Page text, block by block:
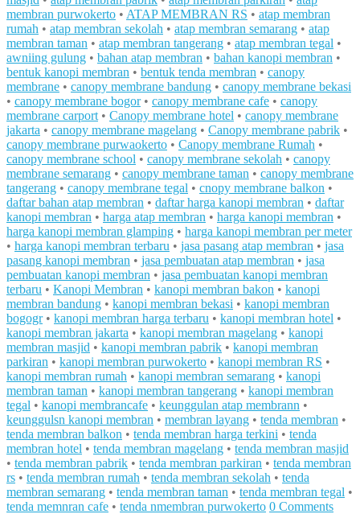
membran purwokerto • ATAP MEMBRAN RS • atap membran
rumah • atap membran sekolah • atap membran semarang • atap
membran taman • atap membran tangerang • atap membran tegal •
awniing gulung • bahan atap membran • bahan kanopi membran •
bentuk kanopi membran • bentuk tenda membran • canopy
membrane • canopy membrane bandung • canopy membrane bekasi
• canopy membrane bogor• canopy membrane cafe • canopy
membrane carport • Canopy membrane hotel • canopy membrane
jakarta • canopy membrane magelang • Canopy membrane pabrik •
canopy membrane purwaokerto • Canopy membrane Rumah •
canopy membrane school • canopy membrane sekolah • canopy
membrane semarang • canopy membrane taman • canopy membrane
tangerang • canopy membrane tegal • cnopy membrane balkon •
daftar bahan atap membran • daftar harga kanopi membran • daftar
kanopi membran • harga atap membran • harga kanopi membran •
harga kanopi membran glamping • harga kanopi membran per meter
• harga kanopi membran terbaru • jasa pasang atap membran • jasa
pasang kanopi membran • jasa pembuatan atap membran • jasa
pembuatan kanopi membran • jasa pembuatan kanopi membran
terbaru • Kanopi Membran • kanopi membran bakon • kanopi
membran bandung • kanopi membran bekasi • kanopi membran
bogogr• kanopi membran harga terbaru • kanopi membran hotel •
kanopi membran jakarta • kanopi membran magelang • kanopi
membran masjid • kanopi membran pabrik • kanopi membran
parkiran • kanopi membran purwokerto • kanopi membran RS •
kanopi membran rumah • kanopi membran semarang • kanopi
membran taman • kanopi membran tangerang • kanopi membran
tegal • kanopi membrancafe • keunggulan atap membrann •
keunggulsn kanopi membran • membran layang • tenda membran •
tenda membran balkon • tenda membran harga terkini • tenda
membran hotel • tenda membran magelang • tenda membran masjid
• tenda membran pabrik • tenda membran parkiran • tenda membran
rs • tenda membran rumah • tenda membran sekolah • tenda
membran semarang • tenda membran taman • tenda membran tegal •
tenda memnran cafe • tenda nmembran purwokerto 0 Comments